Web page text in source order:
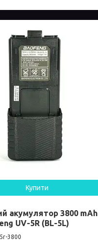
Купити
акумулятор 3800 mAh
UV-5R (BL-5L)
3800